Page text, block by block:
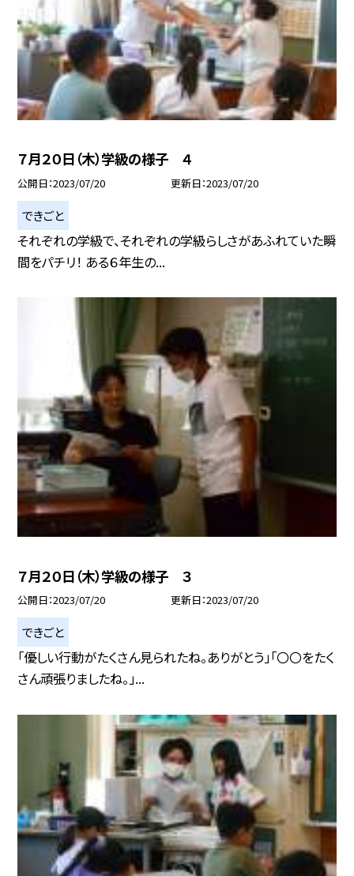
７月２０日（木）学級の様子 ４
公開日 2023/07/20 更新日 2023/07/20
できごと
それぞれの学級で、それぞれの学級らしさがあふれていた瞬
間をパチリ！ ある６年生の...
７月２０日（木）学級の様子 ３
公開日 2023/07/20 更新日 2023/07/20
できごと
「優しい行動がたくさん見られたね。ありがとう」「〇〇をたく
さん頑張りましたね。」...